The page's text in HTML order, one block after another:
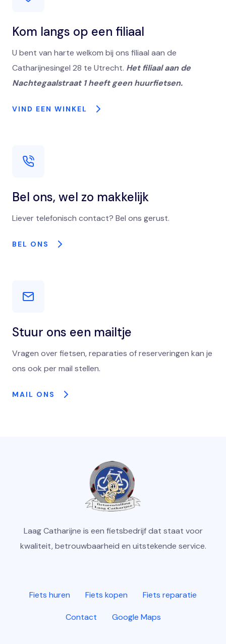
Kom langs op een filiaal
U bent van harte welkom bij ons filiaal aan de
Catharijnesingel 28 te Utrecht. Het filiaal aan de
Nachtegaalstraat 1 heeft geen huurfietsen.
VIND EEN WINKEL
Bel ons, wel zo makkelijk
Liever telefonisch contact? Bel ons gerust.
BEL ONS
Stuur ons een mailtje
Vragen over fietsen, reparaties of reserveringen kan je
ons ook per mail stellen.
MAIL ONS
Laag Catharijne is een fietsbedrijf dat staat voor
kwaliteit, betrouwbaarheid en uitstekende service.
Fiets huren Fiets kopen Fiets reparatie
Contact Google Maps